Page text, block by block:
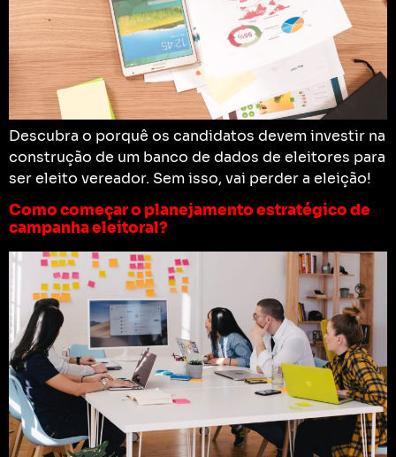
Descubra o porquê os candidatos devem investir na
construção de um banco de dados de eleitores para
ser eleito vereador. Sem isso, vai perder a eleição!
Como começar o planejamento estratégico de
campanha eleitoral?